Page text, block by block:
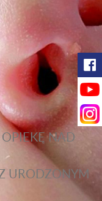
NAD
URODZONYM